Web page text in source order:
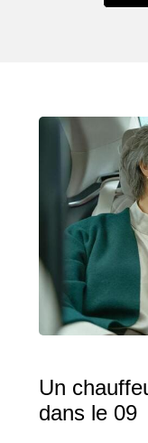
Un
dans le 09